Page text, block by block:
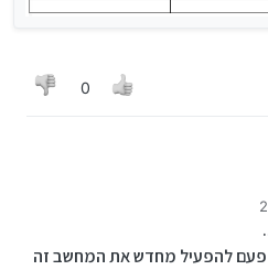
0
אופציות וכל פעם להפעיל מחדש את המחשב זה